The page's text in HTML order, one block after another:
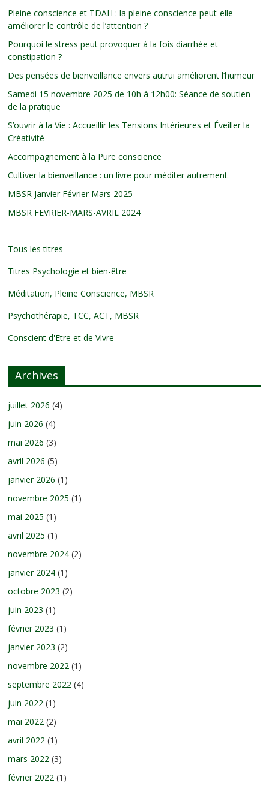
Pleine conscience et TDAH : la pleine conscience peut-elle
améliorer le contrôle de l’attention ?
Pourquoi le stress peut provoquer à la fois diarrhée et
constipation ?
Des pensées de bienveillance envers autrui améliorent l’humeur
Samedi 15 novembre 2025 de 10h à 12h00: Séance de soutien
de la pratique
S’ouvrir à la Vie : Accueillir les Tensions Intérieures et Éveiller la
Créativité
Accompagnement à la Pure conscience
Cultiver la bienveillance : un livre pour méditer autrement
MBSR Janvier Février Mars 2025
MBSR FEVRIER-MARS-AVRIL 2024
Tous les titres
Titres Psychologie et bien-être
Méditation, Pleine Conscience, MBSR
Psychothérapie, TCC, ACT, MBSR
Conscient d'Etre et de Vivre
Archives
juillet 2026 (4)
juin 2026 (4)
mai 2026 (3)
avril 2026 (5)
janvier 2026 (1)
novembre 2025 (1)
mai 2025 (1)
avril 2025 (1)
novembre 2024 (2)
janvier 2024 (1)
octobre 2023 (2)
juin 2023 (1)
février 2023 (1)
janvier 2023 (2)
novembre 2022 (1)
septembre 2022 (4)
juin 2022 (1)
mai 2022 (2)
avril 2022 (1)
mars 2022 (3)
février 2022 (1)